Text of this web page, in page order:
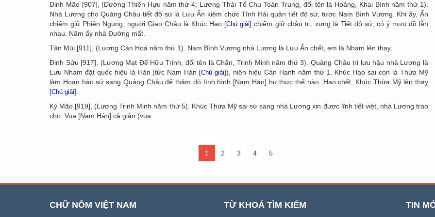
Đinh Mão [907], (Đường Thiên Hựu năm thứ 4; Lương Thái Tổ Chu Toàn Trung, đổi tên là Hoảng, Khai Bình năm thứ 1).
Nhà Lương cho Quảng Châu tiết độ sứ là Lưu Ẩn kiêm chức Tĩnh Hải quân tiết độ sứ, tước Nam Bình Vương. Khi ấy, Ẩn
chiếm giữ Phiên Ngung, người Giao Châu là Khúc Hạo [Chú giải] chiếm giữ châu trị, xưng là Tiết độ sứ, có ý mưu đồ lẫn
nhau. Năm ấy nhà Đường mất.
Tân Mùi [911], (Lương Càn Hoá năm thứ 1). Nam Bình Vương nhà Lương là Lưu Ẩn chết, em là Nham lên thay.
Đinh Sửu [917], (Lương Mạt Đế Hữu Trinh, đổi tên là Chẩn, Trinh Minh năm thứ 3). Quảng Châu tri lưu hậu nhà Lương là
Lưu Nham đặt quốc hiệu là Hán (tức Nam Hán [Chú giải]), niên hiệu Càn Hanh năm thứ 1. Khúc Hạo sai con là Thừa Mỹ
làm Hoan hảo sứ sang Quảng Châu để thăm dò tình hình [Nam Hán] hư thực thế nào. Hạo chết, Khúc Thừa Mỹ lên thay
[Chú giải]
Kỷ Mão [919], (Lương Trinh Minh năm thứ 5). Khúc Thừa Mỹ sai sứ sang nhà Lương xin được lĩnh tiết việt, nhà Lương trao
cho. Vua [Nam Hán] cả giận (vua
1 2 3 4 5
CHỮ NÔM VIỆT NAM TỪ KHOÁ TÌM KIẾM TIN